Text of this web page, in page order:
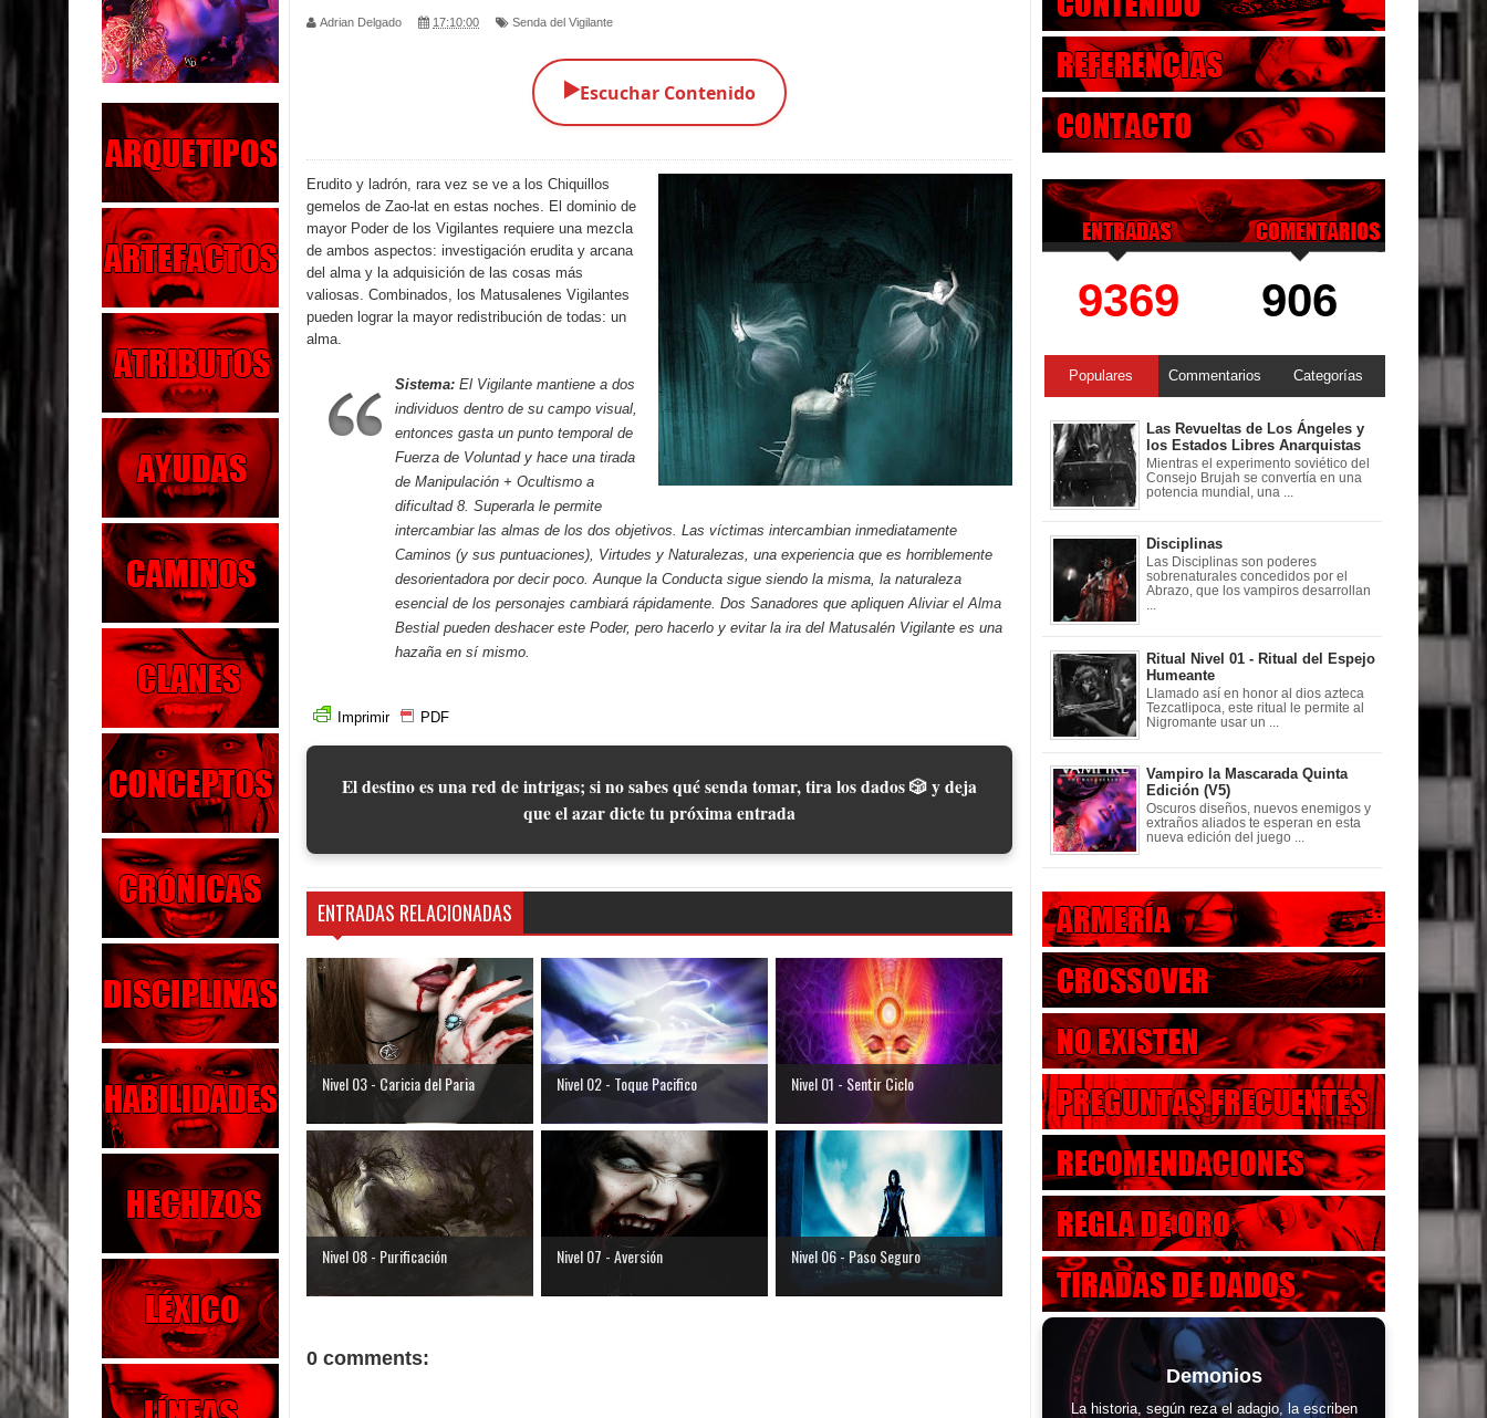
Parte 04: Oídos Sordos
Parte 03: La Traición
Parte 02: Vuelve el Hijo Prodigo
Parte 01: El Comienzo
Parte 01: El Enemigo Interior
Exaltados y Muertos Vivientes
Los Muertos se Levantan (Relato)
Los Monstruos más Buscados
Parte 09: Los Muertos Cuentan Cuentos
Adrian Delgado 17:10:00 Senda del Vigilante
▶️Escuchar Contenido
Erudito y ladrón, rara vez se ve a los Chiquillos
gemelos de Zao-lat en estas noches. El dominio de
mayor Poder de los Vigilantes requiere una mezcla
de ambos aspectos: investigación erudita y arcana
del alma y la adquisición de las cosas más
valiosas. Combinados, los Matusalenes Vigilantes
pueden lograr la mayor redistribución de todas: un
alma.
Sistema: El Vigilante mantiene a dos
individuos dentro de su campo visual,
entonces gasta un punto temporal de
Fuerza de Voluntad y hace una tirada
de Manipulación + Ocultismo a
dificultad 8. Superarla le permite
intercambiar las almas de los dos objetivos. Las víctimas intercambian inmediatamente
Caminos (y sus puntuaciones), Virtudes y Naturalezas, una experiencia que es horriblemente
desorientadora por decir poco. Aunque la Conducta sigue siendo la misma, la naturaleza
esencial de los personajes cambiará rápidamente. Dos Sanadores que apliquenAliviar el Alma
Bestial pueden deshacer este Poder, pero hacerlo y evitar la ira del Matusalén Vigilante es una
hazaña en sí mismo.
Imprimir PDF
El destino es una red de intrigas; si no sabes qué senda tomar, tira los dados 🎲 y deja
que el azar dicte tu próxima entrada
ENTRADAS RELACIONADAS
Nivel 03 - Caricia del Paria Nivel 02 - Toque Pacifico Nivel 01 - Sentir Ciclo
Nivel 08 - Purificación Nivel 07 - Aversión Nivel 06 - Paso Seguro
0 comments:
9369 906
Populares Commentarios Categorías
Las Revueltas de Los Ángeles y
los Estados Libres Anarquistas
Mientras el experimento soviético del
Consejo Brujah se convertía en una
potencia mundial, una ...
Disciplinas
Las Disciplinas son poderes
sobrenaturales concedidos por el
Abrazo, que los vampiros desarrollan
Ritual Nivel 01 - Ritual del Espejo
Humeante
Llamado así en honor al dios azteca
Tezcatlipoca, este ritual le permite al
Nigromante usar un ...
Vampiro la Mascarada Quinta
Edición (V5)
Oscuros diseños, nuevos enemigos y
extraños aliados te esperan en esta
nueva edición del juego ...
Demonios
La historia, según reza el adagio, la escriben